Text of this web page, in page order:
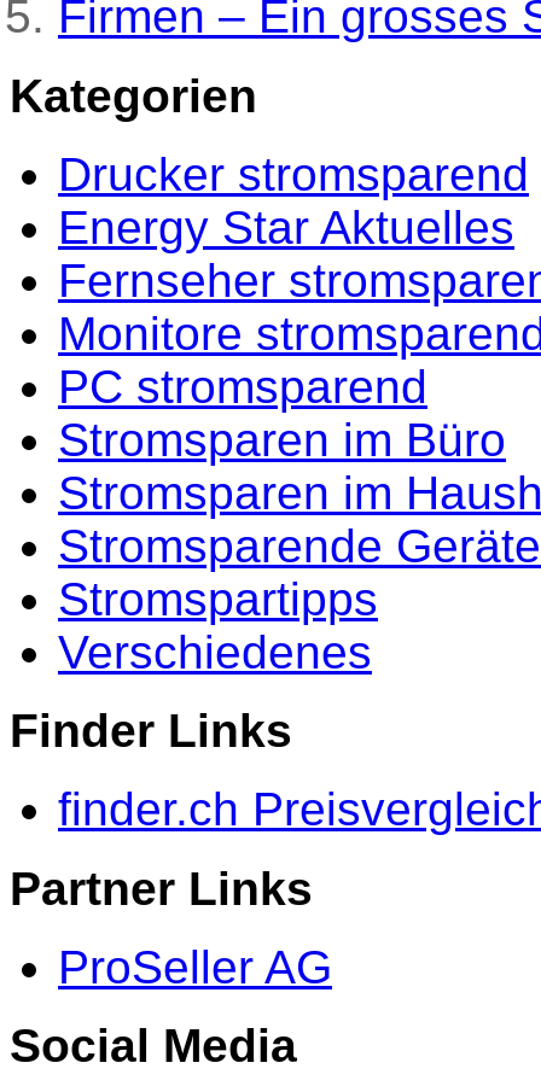
Firmen – Ein grosses
Kategorien
Drucker stromsparend
Energy Star Aktuelles
Fernseher
Monitore
PC stromsparend
Stromsparen im Büro
Stromsparen im
Stromsparende Geräte
Stromspartipps
Verschiedenes
Finder Links
finder.ch
Partner Links
ProSeller AG
Social Media